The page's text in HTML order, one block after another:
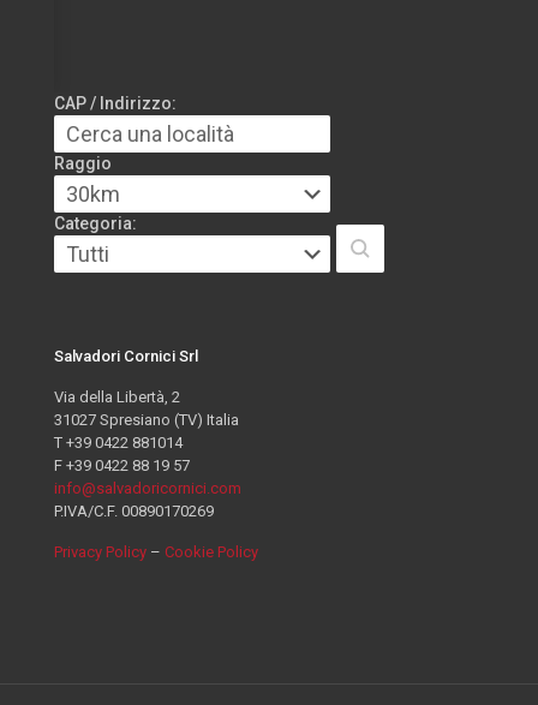
CAP / Indirizzo:
Raggio
Categoria:
Salvadori Cornici Srl
Via della Libertà, 2
31027 Spresiano (TV) Italia
T +39 0422 881014
F +39 0422 88 19 57
info@salvadoricornici.com
P.IVA/C.F. 00890170269
Privacy Policy – Cookie Policy